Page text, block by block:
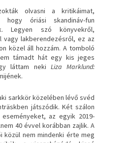
olvasni a kritikáimat,
hogy óriási skandináv-fun
Legyen szó könyvekről,
vagy lakberendezésről, ez az
közel áll hozzám. A tomboló
támadt hát egy kis jeges
láttam neki Liza Marklund:
sarkkör közelében lévő svéd
játszódik. Két szálon
az egyik 2019-
40 évvel korábban zajlik. A
nem mindenki érte meg